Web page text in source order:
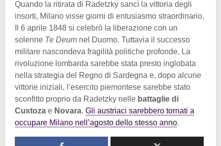
Quando la ritirata di Radetzky sancì la vittoria degli
insorti, Milano visse giorni di entusiasmo straordinario.
Il 6 aprile 1848 si celebrò la liberazione con un
solenne Te Deum nel Duomo. Tuttavia il successo
militare nascondeva fragilità politiche profonde. La
rivoluzione lombarda sarebbe stata presto inglobata
nella strategia del Regno di Sardegna e, dopo alcune
vittorie iniziali, l’esercito piemontese sarebbe stato
sconfitto proprio da Radetzky nelle battaglie di
Custoza e Novara. Gli austriaci sarebbero tornati a
occupare Milano nell’agosto dello stesso anno.